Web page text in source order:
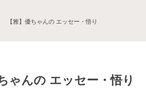
【雅】優ちゃんの エッセー・悟り
ゃんの エッセー・悟り